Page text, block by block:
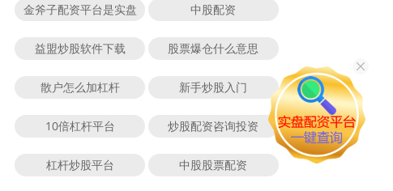
金斧子配资平台是实盘 中股配资
益盟炒股软件下载 股票爆仓什么意思
散户怎么加杠杆 新手炒股入门
10倍杠杆平台 炒股配资咨询投资
杠杆炒股平台 中股股票配资